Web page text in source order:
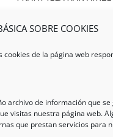
SOBRE COOKIES
de la página web
archivo de información que
visitas nuestra página web.
que prestan servicios para